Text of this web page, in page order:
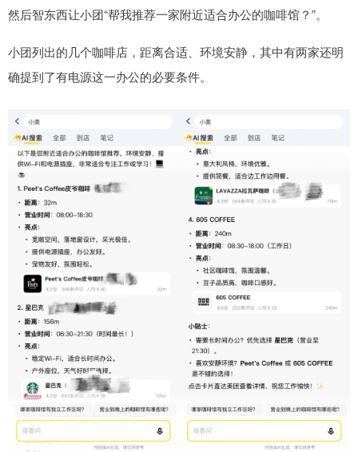
然后智东西让小团“帮我推荐一家附近适合办公的咖啡馆？”。
小团列出的几个咖啡店，距离合适、环境安静，其中有两家还明
确提到了有电源这一办公的必要条件。